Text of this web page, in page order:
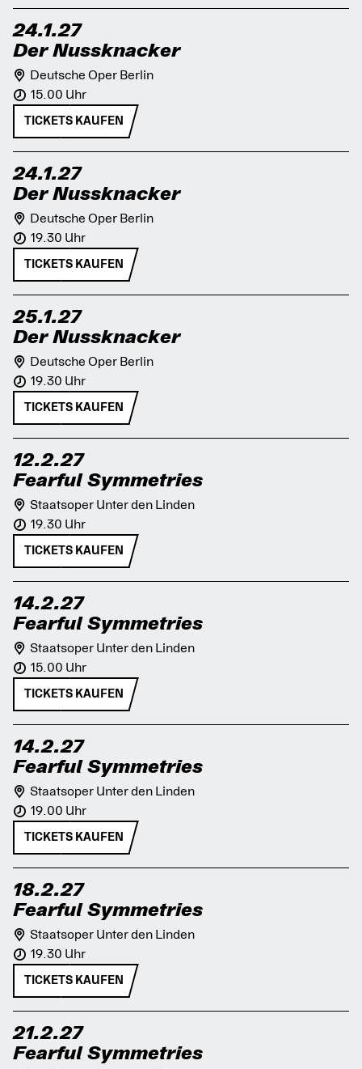
24.1.27
Der Nussknacker
Deutsche Oper Berlin
15.00 Uhr
TICKETS KAUFEN
24.1.27
Der Nussknacker
Deutsche Oper Berlin
19.30 Uhr
TICKETS KAUFEN
25.1.27
Der Nussknacker
Deutsche Oper Berlin
19.30 Uhr
TICKETS KAUFEN
12.2.27
Fearful Symmetries
Staatsoper Unter den Linden
19.30 Uhr
TICKETS KAUFEN
14.2.27
Fearful Symmetries
Staatsoper Unter den Linden
15.00 Uhr
TICKETS KAUFEN
14.2.27
Fearful Symmetries
Staatsoper Unter den Linden
19.00 Uhr
TICKETS KAUFEN
18.2.27
Fearful Symmetries
Staatsoper Unter den Linden
19.30 Uhr
TICKETS KAUFEN
21.2.27
Fearful Symmetries